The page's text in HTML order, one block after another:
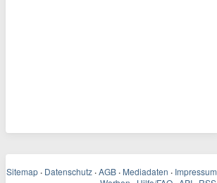
Sitemap · Datenschutz · AGB · Mediadaten · Impressum